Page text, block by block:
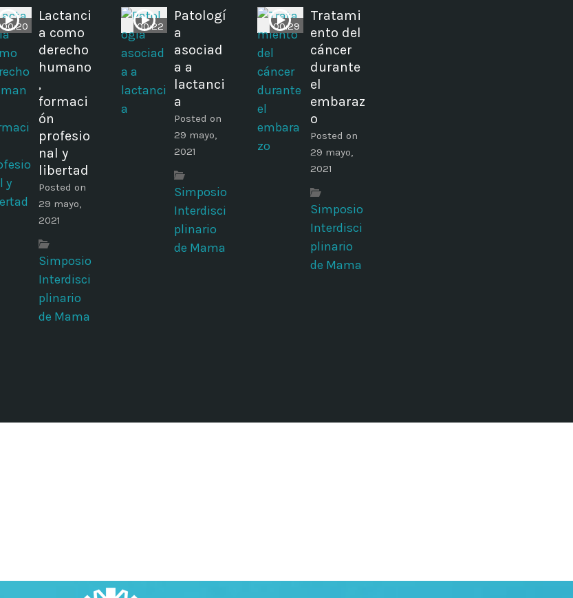
00:20
Lactanci
a como
derecho
humano
,
formaci
ón
profesio
nal y
libertad
Posted on
29 mayo,
2021
Simposio
Interdisci
plinario
de Mama
00:22
Patologí
a
asociad
a a
lactanci
a
Posted on
29 mayo,
2021
Simposio
Interdisci
plinario
de Mama
00:29
Tratami
ento del
cáncer
durante
el
embaraz
o
Posted on
29 mayo,
2021
Simposio
Interdisci
plinario
de Mama